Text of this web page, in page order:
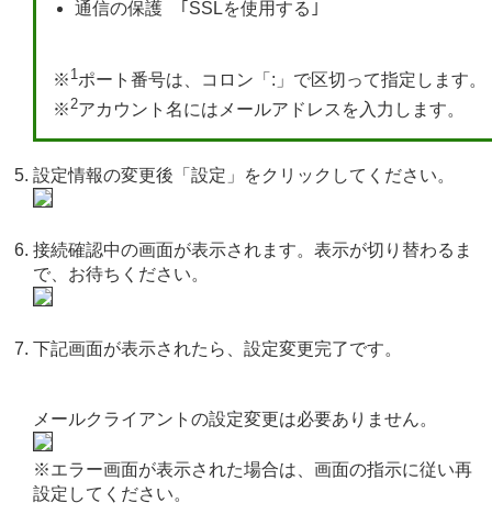
通信の保護 ｢SSLを使用する｣
※ 1 ポート番号は、コロン「:」で区切って指定します。
※ 2アカウント名にはメールアドレスを入力します。
設定情報の変更後「設定」をクリックしてください。
接続確認中の画面が表示されます。表示が切り替わるま
で、お待ちください。
下記画面が表示されたら、設定変更完了です。
メールクライアントの設定変更は必要ありません。
※エラー画面が表示された場合は、画面の指示に従い再
設定してください。